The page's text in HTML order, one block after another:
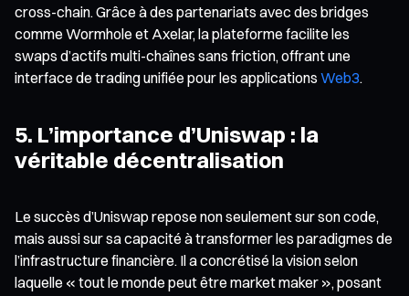
cross-chain. Grâce à des partenariats avec des bridges
comme Wormhole et Axelar, la plateforme facilite les
swaps d’actifs multi-chaînes sans friction, offrant une
interface de trading unifiée pour les applications Web3.
5. L’importance d’Uniswap : la
véritable décentralisation
Le succès d’Uniswap repose non seulement sur son code,
mais aussi sur sa capacité à transformer les paradigmes de
l’infrastructure financière. Il a concrétisé la vision selon
laquelle « tout le monde peut être market maker », posant